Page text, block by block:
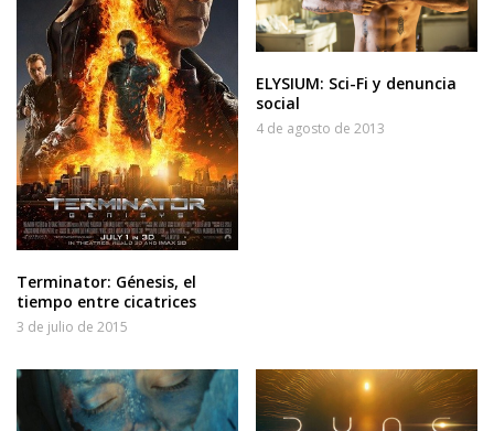
Terminator: Génesis, el
tiempo entre cicatrices
3 de julio de 2015
ELYSIUM: Sci-Fi y denuncia
social
4 de agosto de 2013